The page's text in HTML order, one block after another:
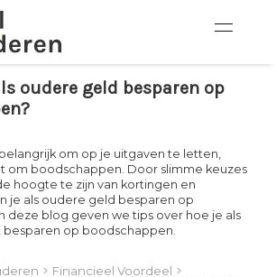
oudere geld besparen op
om op je uitgaven te letten,
om boodschappen. Door slimme keuzes
hoogte te zijn van kortingen en
je als oudere geld besparen op
deze blog geven we tips over hoe je als
op boodschappen.
Financieel Voordeel